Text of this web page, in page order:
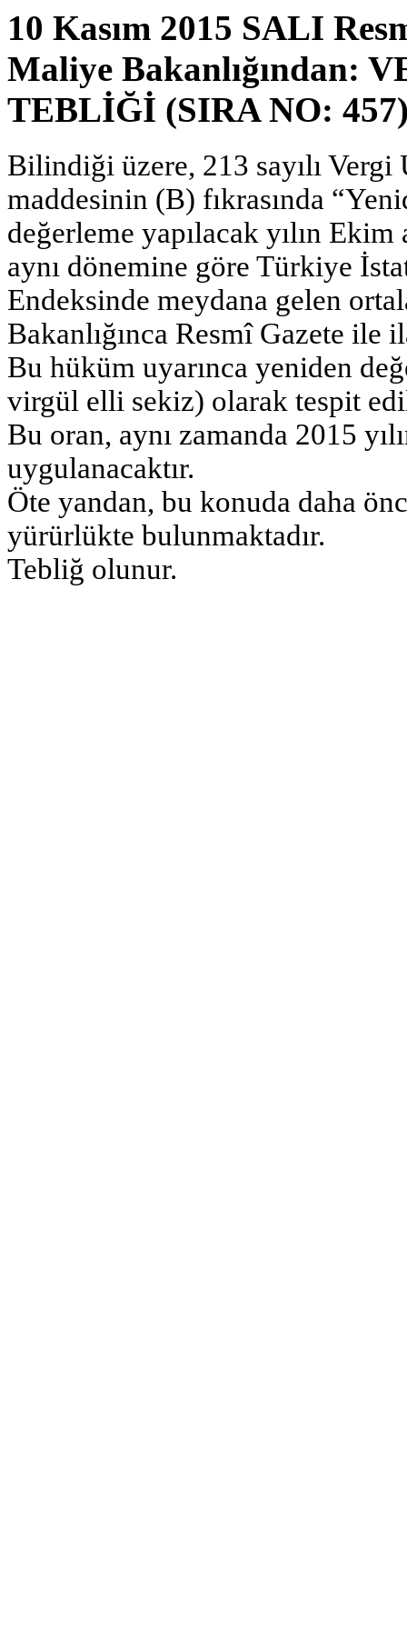
10 Kasım 2015 SALI
Maliye Bakanlığından:
TEBLİĞİ (SIRA NO:
Bilindiği üzere, 213 sayılı
maddesinin (B) fıkrasında
değerleme yapılacak yılın
aynı dönemine göre Türkiye
Endeksinde meydana gelen
Bakanlığınca Resmî Gazete ile
Bu hüküm uyarınca yeniden
virgül elli sekiz) olarak tespit
Bu oran, aynı zamanda 2015
uygulanacaktır.
Öte yandan, bu konuda daha
yürürlükte bulunmaktadır.
Tebliğ olunur.